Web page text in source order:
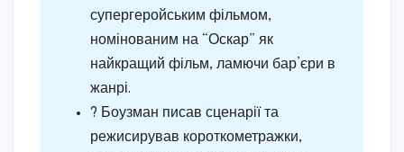
супергеройським фільмом,
номінованим на “Оскар” як
найкращий фільм, ламючи бар’єри в
жанрі.
? Боузман писав сценарії та
режисирував короткометражки,